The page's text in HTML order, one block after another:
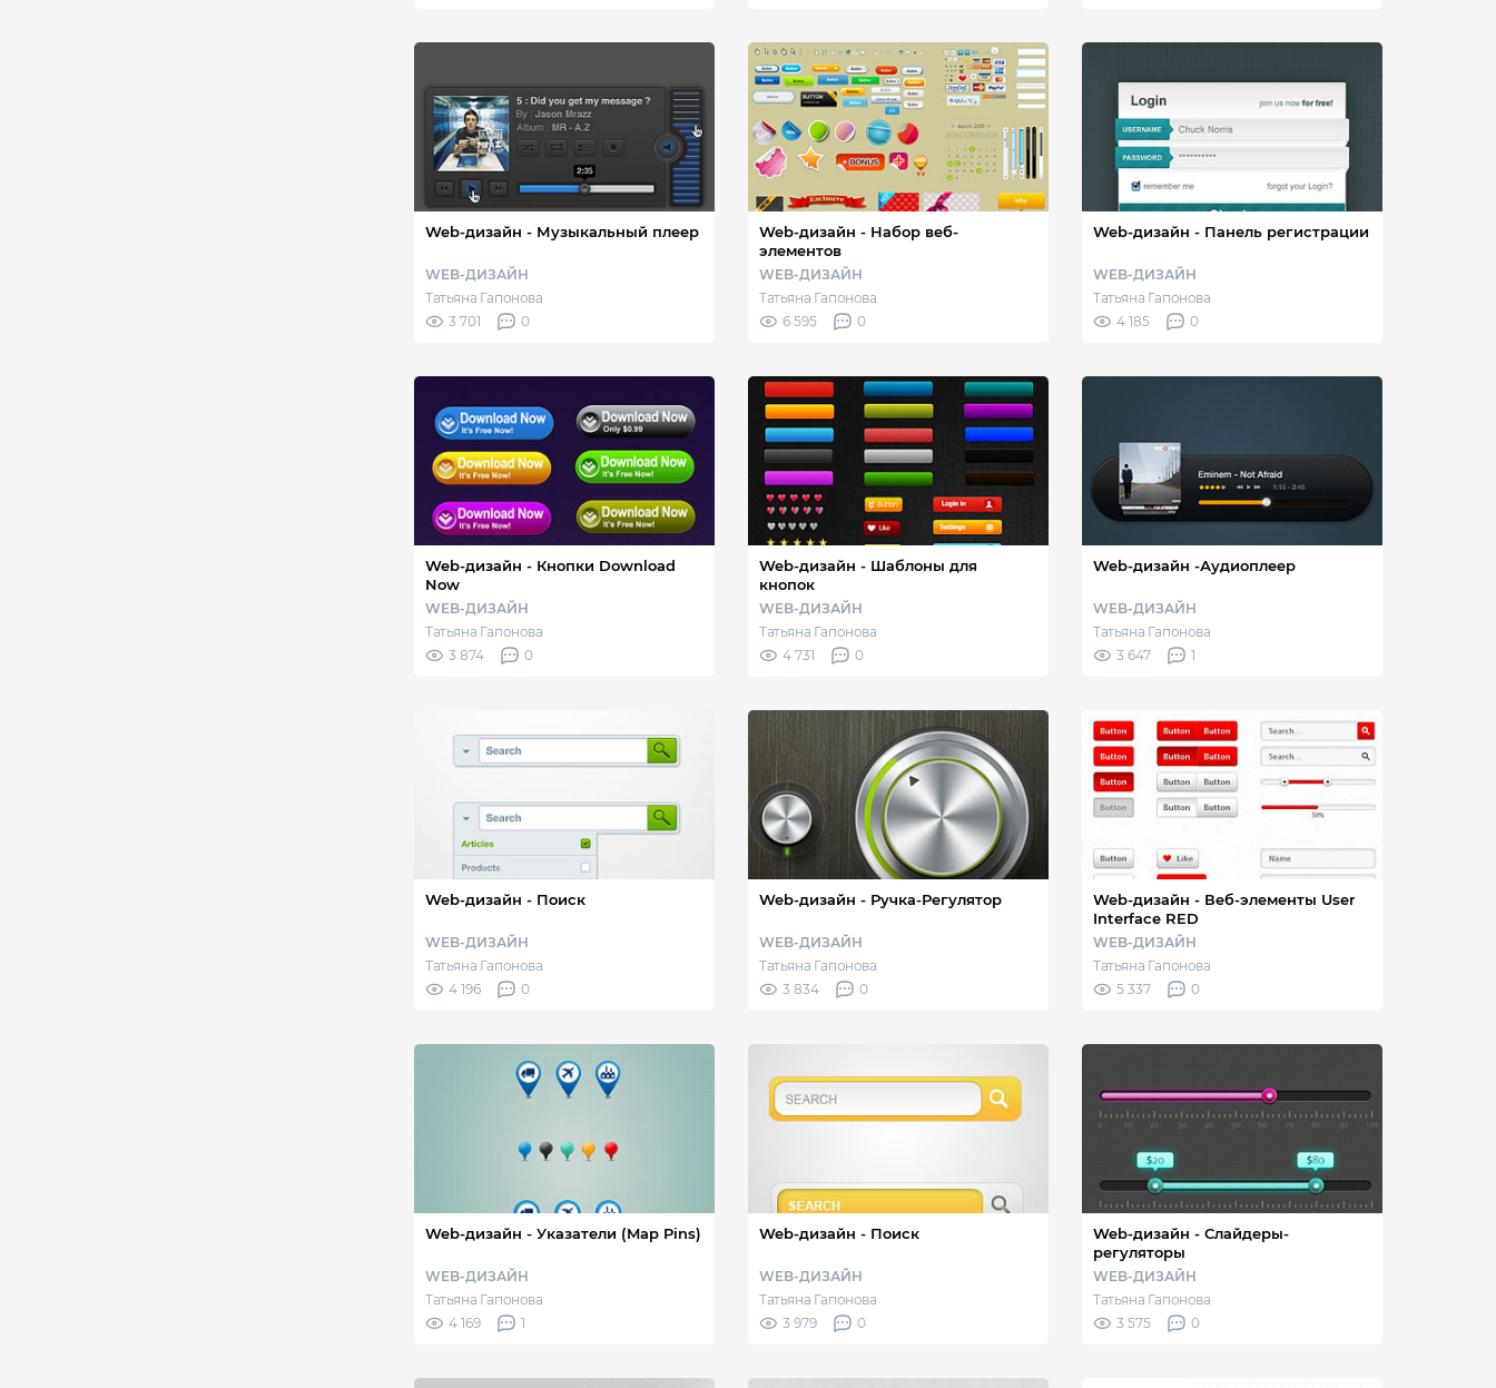
Web-дизайн - Музыкальный плеер
WEB-ДИЗАЙН
Татьяна Гапонова
3 701
0
Web-дизайн - Набор веб-
элементов
WEB-ДИЗАЙН
Татьяна Гапонова
6 595
0
Web-дизайн - Панель регистрации
WEB-ДИЗАЙН
Татьяна Гапонова
4 185
0
Web-дизайн - Кнопки Download
Now
WEB-ДИЗАЙН
Татьяна Гапонова
3 874
0
Web-дизайн - Шаблоны для
кнопок
WEB-ДИЗАЙН
Татьяна Гапонова
4 731
0
Web-дизайн -Аудиоплеер
WEB-ДИЗАЙН
Татьяна Гапонова
3 647
1
Web-дизайн - Поиск
WEB-ДИЗАЙН
Татьяна Гапонова
4 196
0
Web-дизайн - Ручка-Регулятор
WEB-ДИЗАЙН
Татьяна Гапонова
3 834
0
Web-дизайн - Веб-элементы User
Interface RED
WEB-ДИЗАЙН
Татьяна Гапонова
5 337
0
Web-дизайн - Указатели (Map Pins)
WEB-ДИЗАЙН
Татьяна Гапонова
4 169
1
Web-дизайн - Поиск
WEB-ДИЗАЙН
Татьяна Гапонова
3 979
0
Web-дизайн - Слайдеры-
регуляторы
WEB-ДИЗАЙН
Татьяна Гапонова
3 575
0